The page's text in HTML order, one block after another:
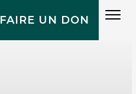
FAIRE UN DON